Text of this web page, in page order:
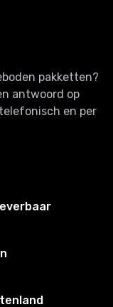
pakketten?
antwoord op
en per